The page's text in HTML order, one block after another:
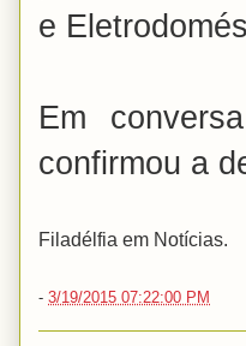
e
Em
confirmou a
Filadélfia em Notícias.
- 3/19/2015 07:22:00 PM